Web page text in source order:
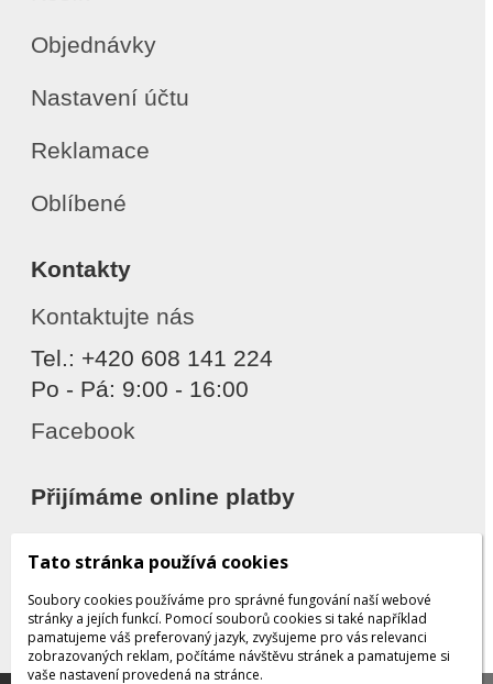
Objednávky
Nastavení účtu
Reklamace
Oblíbené
Kontakty
Kontaktujte nás
Tel.: +420 608 141 224
Po - Pá: 9:00 - 16:00
Facebook
Přijímáme online platby
Děkujeme za důvěru
Tato stránka používá cookies
Soubory cookies používáme pro správné fungování naší webové
stránky a jejích funkcí. Pomocí souborů cookies si také například
pamatujeme váš preferovaný jazyk, zvyšujeme pro vás relevanci
zobrazovaných reklam, počítáme návštěvu stránek a pamatujeme si
vaše nastavení provedená na stránce.